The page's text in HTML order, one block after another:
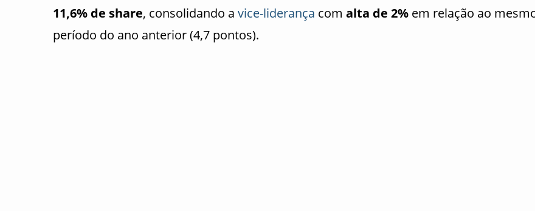
11,6% de share, consolidando a vice-liderança com alta de 2% em relação ao
período do ano anterior (4,7 pontos).